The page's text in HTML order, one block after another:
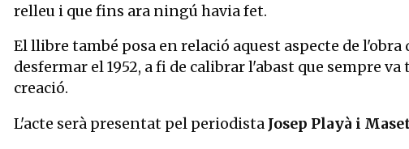
relleu i que fins ara ningú havia fet.
El llibre també posa en relació aquest aspecte de
desfermar el 1952, a fi de calibrar l'abast que sempre
creació.
L'acte serà presentat pel periodista Josep Playà i